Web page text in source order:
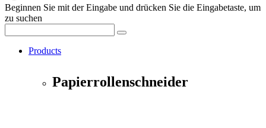
Beginnen Sie mit der Eingabe und drücken Sie die Eingabetaste, um
zu suchen
Products
Papierrollenschneider